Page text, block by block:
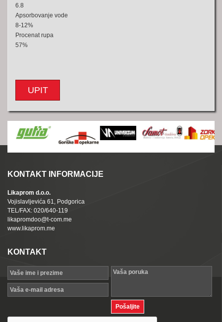
6.8
Apsorbovanje vode
8-12%
Procenat rupa
57%
UPIT
KONTAKT INFORMACIJE
Likaprom d.o.o.
Vojislavljevića 61, Podgorica
TEL/FAX: 020/640-119
likapromdoo@t-com.me
www.likaprom.me
KONTAKT